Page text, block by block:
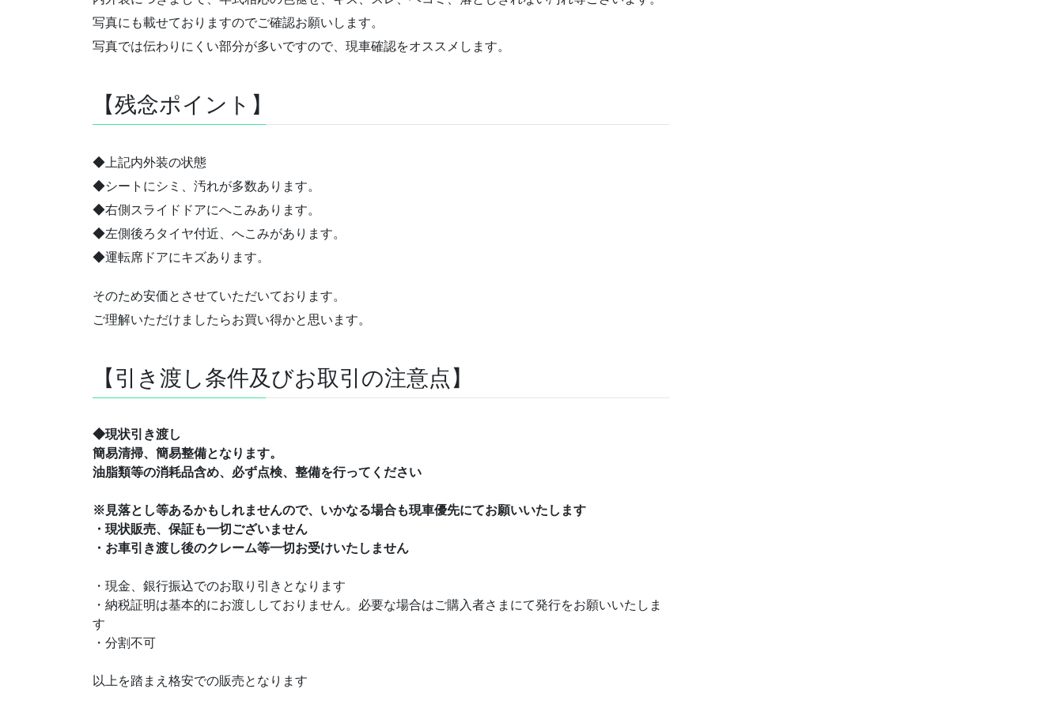
写真にも載せておりますのでご確認お願いします。
写真では伝わりにくい部分が多いですので、現車確認をオススメします。
【残念ポイント】
◆上記内外装の状態
◆シートにシミ、汚れが多数あります。
◆右側スライドドアにへこみあります。
◆左側後ろタイヤ付近、へこみがあります。
◆運転席ドアにキズあります。
そのため安価とさせていただいております。
ご理解いただけましたらお買い得かと思います。
【引き渡し条件及びお取引の注意点】
◆現状引き渡し
簡易清掃、簡易整備となります。
油脂類等の消耗品含め、必ず点検、整備を行ってください
※見落とし等あるかもしれませんので、いかなる場合も現車優先にてお願いいたします
・現状販売、保証も一切ございません
・お車引き渡し後のクレーム等一切お受けいたしません
・現金、銀行振込でのお取り引きとなります
・納税証明は基本的にお渡ししておりません。必要な場合はご購入者さまにて発行をお願いいたしま
す
・分割不可
以上を踏まえ格安での販売となります